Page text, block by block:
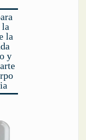
la
la
y